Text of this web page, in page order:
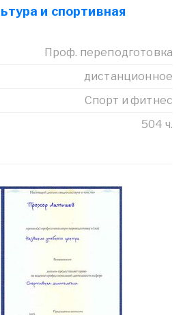
и спортивная
Проф. переподготовка
дистанционное
Спорт и фитнес
504 ч.